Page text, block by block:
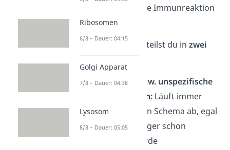
Antigen, löst es eine Immunreaktion
aus.
Immunreaktionen teilst du inzwei
Angeborene bzw. unspezifische
Immunreaktion: Läuft immer
nach demselben Schema ab, egal
wie oft ein Erreger schon
abgewehrt wurde
Ribosomen
6/8 – Dauer: 04:15
Golgi Apparat
7/8 – Dauer: 04:38
Lysosom
8/8 – Dauer: 05:05